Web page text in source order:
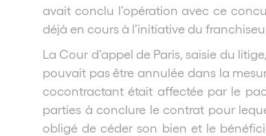
avait conclu l’opération avec ce
déjà en cours à l’initiative du
La Cour d’appel de Paris, saisie du
pouvait pas être annulée dans la
cocontractant était affectée par le
parties à conclure le contrat pour
obligé de céder son bien et le